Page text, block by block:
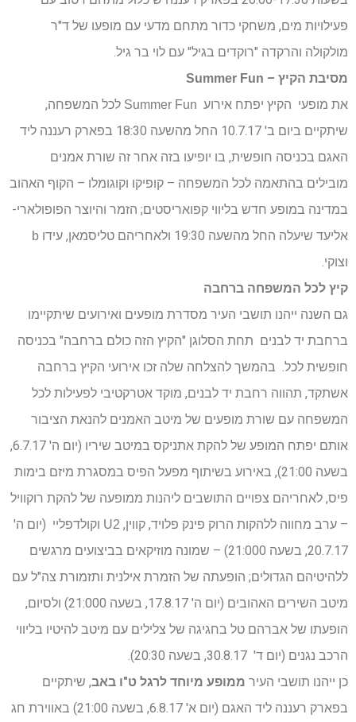
פעילויות מים, משחקי כדור מתחם מדעי עם מופעו של ד"ר
מולקולה והרקדה "רוקדים בגיל" עם לוי בר גיל.
מסיבת הקיץ – Summer Fun
את מופעי הקיץ יפתח אירוע Summer Fun לכל המשפחה,
שיתקיים ביום ב' 10.7.17 החל מהשעה 18:30 בפארק רעננה ליד
האגם בכניסה חופשית, בו יופיעו בזה אחר זה שורת אמנים
מובילים בהתאמה לכל המשפחה – קופיקו וקוגומלו – הקוף האהוב
במדינה במופע חדש בליווי קפואריסטים; הזמר והיוצר הפופולארי-
אליעד שיעלה החל מהשעה 19:30 ולאחריהם טליסמאן, עידו
b
וצוקי.
קיץ לכל המשפחה ברחבה
גם השנה ייהנו תושבי העיר מסדרת מופעים ואירועים שיתקיימו
ברחבת יד לבנים תחת הסלוגן "הקיץ הזה כולם ברחבה" בכניסה
חופשית לכל. בהמשך להצלחה שלה זכו אירועי הקיץ ברחבה
אשתקד, תהווה רחבת יד לבנים, מוקד אטרקטיבי לפעילות לכל
המשפחה עם שורת מופעים של מיטב האמנים להנאת הציבור
אותם יפתח המופע של להקת אתניקס במיטב שיריו (יום ה' 6.7.17,
בשעה 21:00), באירוע בשיתוף מפעל הפיס במסגרת מיזם בימות
פיס, לאחריהם צפויים התושבים ליהנות ממופעה של להקת רוקוויל
– ערב מחווה ללהקות הרוק פינק פלויד, קווין, U2 וקולדפליי (יום ה'
20.7.17, בשעה 21:000) – שמונה מוזיקאים בביצועים מרגשים
ללהיטיהם הגדולים; הופעתה של הזמרת אילנית ותזמורת צה"ל עם
מיטב השירים האהובים (יום ה' 17.8.17, בשעה 21:000) ולסיום,
הופעתו של אברהם טל בחגיגה של צלילים עם מיטב להיטיו בליווי
הרכב נגנים (יום ד' 30.8.17, בשעה 20:30).
כן ייהנו תושבי העיר ממופע מיוחד לרגל ט"ו באב, שיתקיים
בפארק רעננה ליד האגם (יום א' 6.8.17, בשעה 21:00) באווירת חג